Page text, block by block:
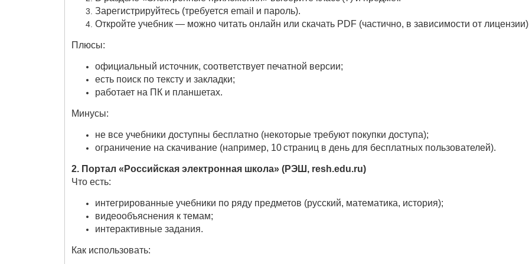
Зарегистрируйтесь (требуется email и пароль).
Откройте учебник — можно читать онлайн или скачать PDF (частично, в зависимости от
Плюсы:
официальный источник, соответствует печатной версии;
есть поиск по тексту и закладки;
работает на ПК и планшетах.
Минусы:
не все учебники доступны бесплатно (некоторые требуют покупки доступа);
ограничение на скачивание (например, 10 страниц в день для бесплатных пользователей).
2. Портал «Российская электронная школа» (РЭШ, resh.edu.ru)
Что есть:
интегрированные учебники по ряду предметов (русский, математика, история);
видеообъяснения к темам;
интерактивные задания.
Как использовать: